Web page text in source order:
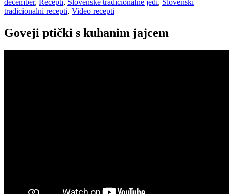
december, Recepti, Slovenske tradicionalne jedi, Slovenski
tradicionalni recepti, Video recepti
Goveji ptički s kuhanim jajcem